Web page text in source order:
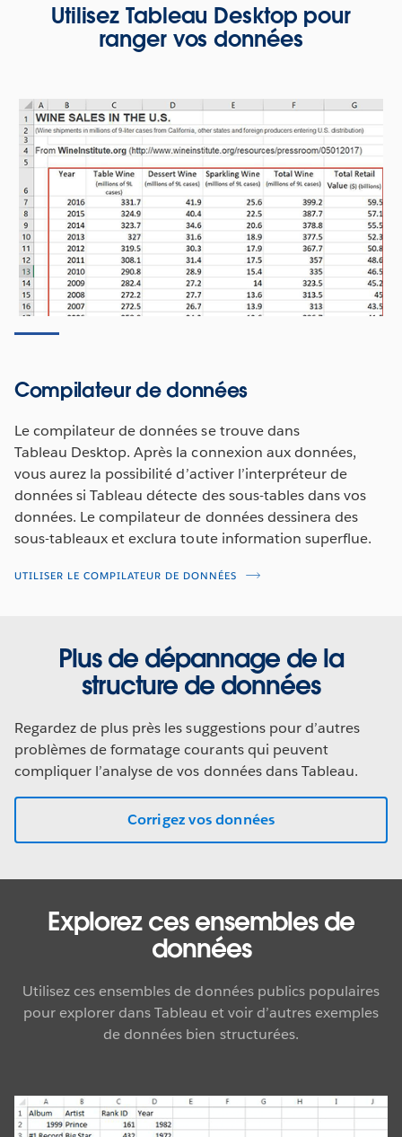
Utilisez Tableau Desktop pour
ranger vos données
Compilateur de données
Le compilateur de données se trouve dans
Tableau Desktop. Après la connexion aux données,
vous aurez la possibilité d’activer l’interpréteur de
données si Tableau détecte des sous-tables dans vos
données. Le compilateur de données dessinera des
sous-tableaux et exclura toute information superflue.
UTILISER LE COMPILATEUR DE DONNÉES
Plus de dépannage de la
structure de données
Regardez de plus près les suggestions pour d’autres
problèmes de formatage courants qui peuvent
compliquer l’analyse de vos données dans Tableau.
Corrigez vos données
Explorez ces ensembles de
données
Utilisez ces ensembles de données publics populaires
pour explorer dans Tableau et voir d’autres exemples
de données bien structurées.